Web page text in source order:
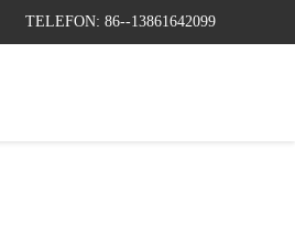
TELEFON: 86--13861642099